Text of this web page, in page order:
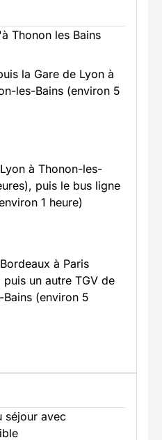
Thonon les Bains
la Gare de Lyon à
les-Bains (environ 5
à Thonon-les-
puis le bus ligne
1 heure)
à Paris
un autre TGV de
(environ 5
séjour avec